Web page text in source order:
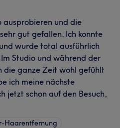
ausprobieren und die
gut gefallen. Ich konnte
wurde total ausführlich
Studio und während der
die ganze Zeit wohl gefühlt
ich meine nächste
jetzt schon auf den Besuch,
Haarentfernung